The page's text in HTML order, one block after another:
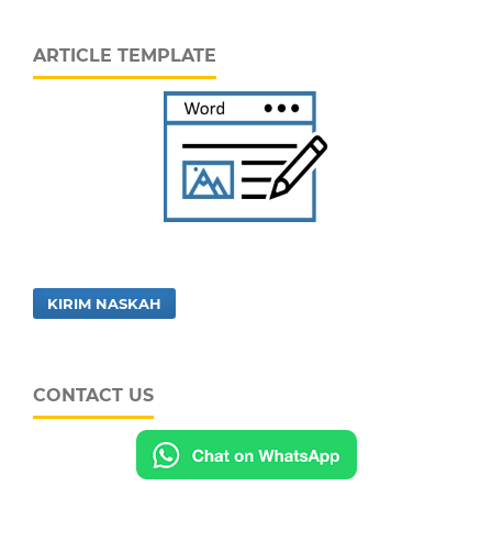
ARTICLE TEMPLATE
KIRIM NASKAH
CONTACT US